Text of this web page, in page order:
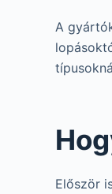
A
Először